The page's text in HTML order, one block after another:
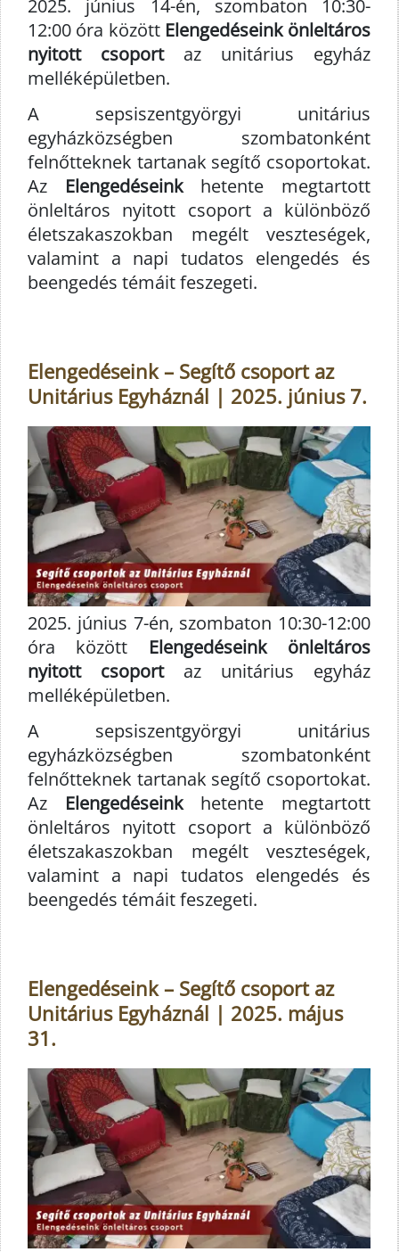
2025. június 14-én, szombaton 10:30-
12:00 óra között Elengedéseink önleltáros
nyitott csoportaz unitárius egyház
melléképületben.
A sepsiszentgyörgyi unitárius
egyházközségben szombatonként
felnőtteknek tartanak segítő csoportokat.
Az Elengedéseinkhetente megtartott
önleltáros nyitott csoport a különböző
életszakaszokban megélt veszteségek,
valamint a napi tudatos elengedés és
beengedés témáit feszegeti.
Elengedéseink – Segítő csoport az
Unitárius Egyháznál | 2025. június 7.
2025. június 7-én, szombaton 10:30-12:00
óra között Elengedéseink önleltáros
nyitott csoportaz unitárius egyház
melléképületben.
A sepsiszentgyörgyi unitárius
egyházközségben szombatonként
felnőtteknek tartanak segítő csoportokat.
Az Elengedéseinkhetente megtartott
önleltáros nyitott csoport a különböző
életszakaszokban megélt veszteségek,
valamint a napi tudatos elengedés és
beengedés témáit feszegeti.
Elengedéseink – Segítő csoport az
Unitárius Egyháznál | 2025. május
31.